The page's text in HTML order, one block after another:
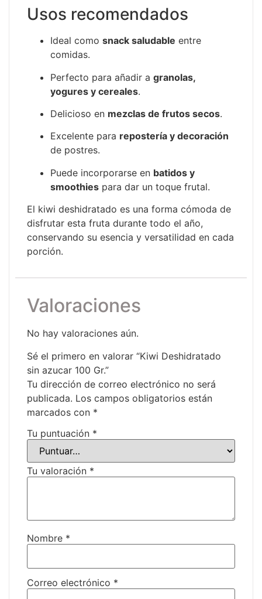
Usos recomendados
Ideal como snack saludable entre
comidas.
Perfecto para añadir a granolas,
yogures y cereales.
Delicioso en mezclas de frutos secos.
Excelente para repostería y decoración
de postres.
Puede incorporarse en batidos y
smoothies para dar un toque frutal.
El kiwi deshidratado es una forma cómoda de
disfrutar esta fruta durante todo el año,
conservando su esencia y versatilidad en cada
porción.
Valoraciones
No hay valoraciones aún.
Sé el primero en valorar “Kiwi Deshidratado
sin azucar 100 Gr.”
Tu dirección de correo electrónico no será
publicada. Los campos obligatorios están
marcados con *
Tu puntuación *
Tu valoración *
Nombre *
Correo electrónico *